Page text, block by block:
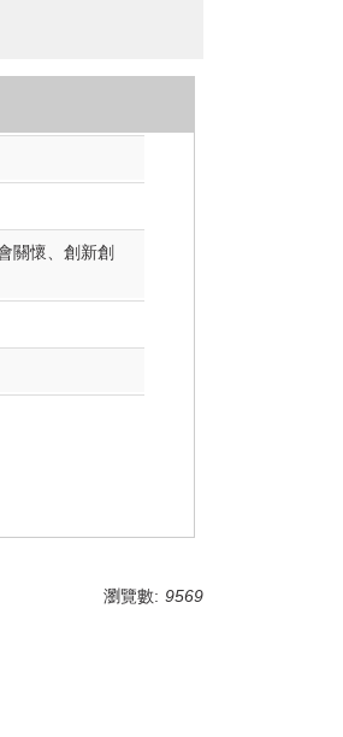
關懷、創新創
瀏覽數: 9569